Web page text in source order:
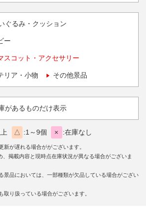
ぐるみ・クッション
ー
スコット・アクセサリー
リア・小物 その他景品
があるものだけ表示
△ 1～9個 × 在庫なし
が遅れる場合ががございます。
掲載内容と現時点在庫状況が異なる場合がございま
景品においては、一部種類が欠品している場合がござい
り扱っている場合がございます。